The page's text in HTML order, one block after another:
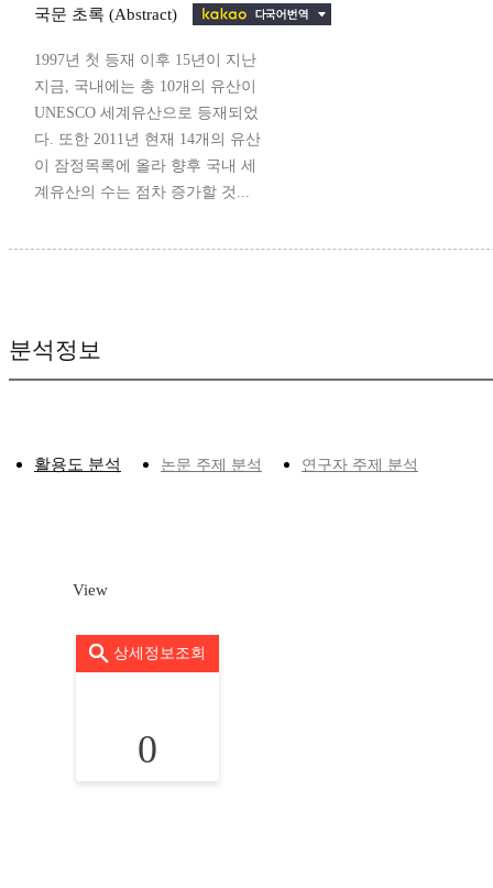
국문 초록 (Abstract)
1997년 첫 등재 이후 15년이 지난
지금, 국내에는 총 10개의 유산이
UNESCO 세계유산으로 등재되었
다. 또한 2011년 현재 14개의 유산
이 잠정목록에 올라 향후 국내 세
계유산의 수는 점차 증가할 것...
분석정보
활용도 분석 논문 주제 분석 연구자 주제 분석
View
상세정보조회
0